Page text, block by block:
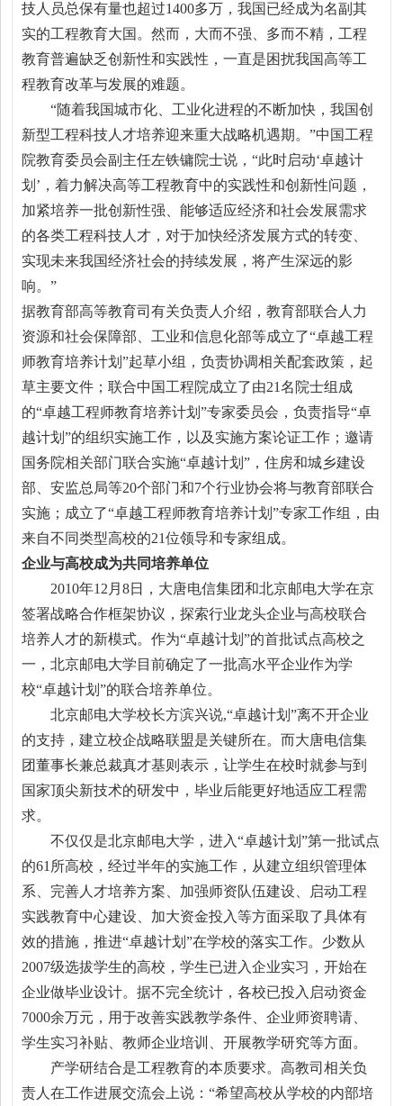
技人员总保有量也超过1400多万，我国已经成为名副其
实的工程教育大国。然而，大而不强、多而不精，工程
教育普遍缺乏创新性和实践性，一直是困扰我国高等工
程教育改革与发展的难题。
“随着我国城市化、工业化进程的不断加快，我国创
新型工程科技人才培养迎来重大战略机遇期。”中国工程
院教育委员会副主任左铁镛院士说，“此时启动‘卓越计
划’，着力解决高等工程教育中的实践性和创新性问题，
加紧培养一批创新性强、能够适应经济和社会发展需求
的各类工程科技人才，对于加快经济发展方式的转变、
实现未来我国经济社会的持续发展，将产生深远的影
响。”
据教育部高等教育司有关负责人介绍，教育部联合人力
资源和社会保障部、工业和信息化部等成立了“卓越工程
师教育培养计划”起草小组，负责协调相关配套政策，起
草主要文件；联合中国工程院成立了由21名院士组成
的“卓越工程师教育培养计划”专家委员会，负责指导“卓
越计划”的组织实施工作，以及实施方案论证工作；邀请
国务院相关部门联合实施“卓越计划”，住房和城乡建设
部、安监总局等20个部门和7个行业协会将与教育部联合
实施；成立了“卓越工程师教育培养计划”专家工作组，由
来自不同类型高校的21位领导和专家组成。
企业与高校成为共同培养单位
2010年12月8日，大唐电信集团和北京邮电大学在京
签署战略合作框架协议，探索行业龙头企业与高校联合
培养人才的新模式。作为“卓越计划”的首批试点高校之
一，北京邮电大学目前确定了一批高水平企业作为学
校“卓越计划”的联合培养单位。
北京邮电大学校长方滨兴说,“卓越计划”离不开企业
的支持，建立校企战略联盟是关键所在。而大唐电信集
团董事长兼总裁真才基则表示，让学生在校时就参与到
国家顶尖新技术的研发中，毕业后能更好地适应工程需
求。
不仅仅是北京邮电大学，进入“卓越计划”第一批试点
的61所高校，经过半年的实施工作，从建立组织管理体
系、完善人才培养方案、加强师资队伍建设、启动工程
实践教育中心建设、加大资金投入等方面采取了具体有
效的措施，推进“卓越计划”在学校的落实工作。少数从
2007级选拔学生的高校，学生已进入企业实习，开始在
企业做毕业设计。据不完全统计，各校已投入启动资金
7000余万元，用于改善实践教学条件、企业师资聘请、
学生实习补贴、教师企业培训、开展教学研究等方面。
产学研结合是工程教育的本质要求。高教司相关负
责人在工作进展交流会上说：“希望高校从学校的内部培